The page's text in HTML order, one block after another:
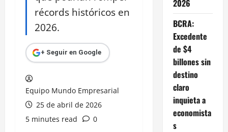
récords históricos en
2026.
+ Seguir en Google
Equipo Mundo Empresarial
25 de abril de 2026
5 minutes read
0
2026
BCRA:
Excedente
de $4
billones sin
destino
claro
inquieta a
economista
s